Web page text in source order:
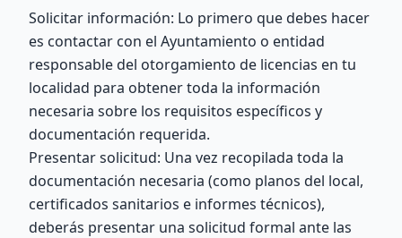
Solicitar información: Lo primero que debes hacer
es contactar con el Ayuntamiento o entidad
responsable del otorgamiento de licencias en tu
localidad para obtener toda la información
necesaria sobre los requisitos específicos y
documentación requerida.
Presentar solicitud: Una vez recopilada toda la
documentación necesaria (como planos del local,
certificados sanitarios e informes técnicos),
deberás presentar una solicitud formal ante las